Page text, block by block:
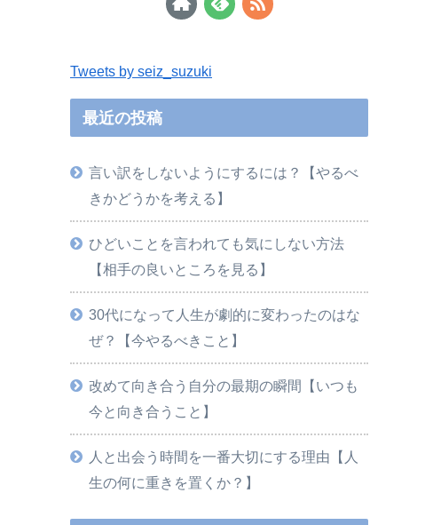
Tweets by seiz_suzuki
最近の投稿
言い訳をしないようにするには？【やるべ
きかどうかを考える】
ひどいことを言われても気にしない方法
【相手の良いところを見る】
30代になって人生が劇的に変わったのはな
ぜ？【今やるべきこと】
改めて向き合う自分の最期の瞬間【いつも
今と向き合うこと】
人と出会う時間を一番大切にする理由【人
生の何に重きを置くか？】